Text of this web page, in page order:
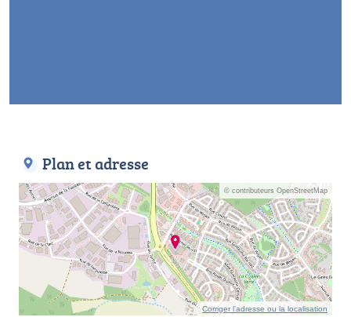
Plan et adresse
© contributeurs OpenStreetMap
Corriger l’adresse ou la localisation